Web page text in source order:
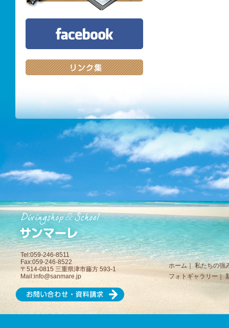
Tel:059-246-8511
Fax:059-246-8522
〒514-0815 三重県津市藤方 593-1
Mail:info@sanmare.jp
ホーム
私たちの強
フォトギャラリー｜